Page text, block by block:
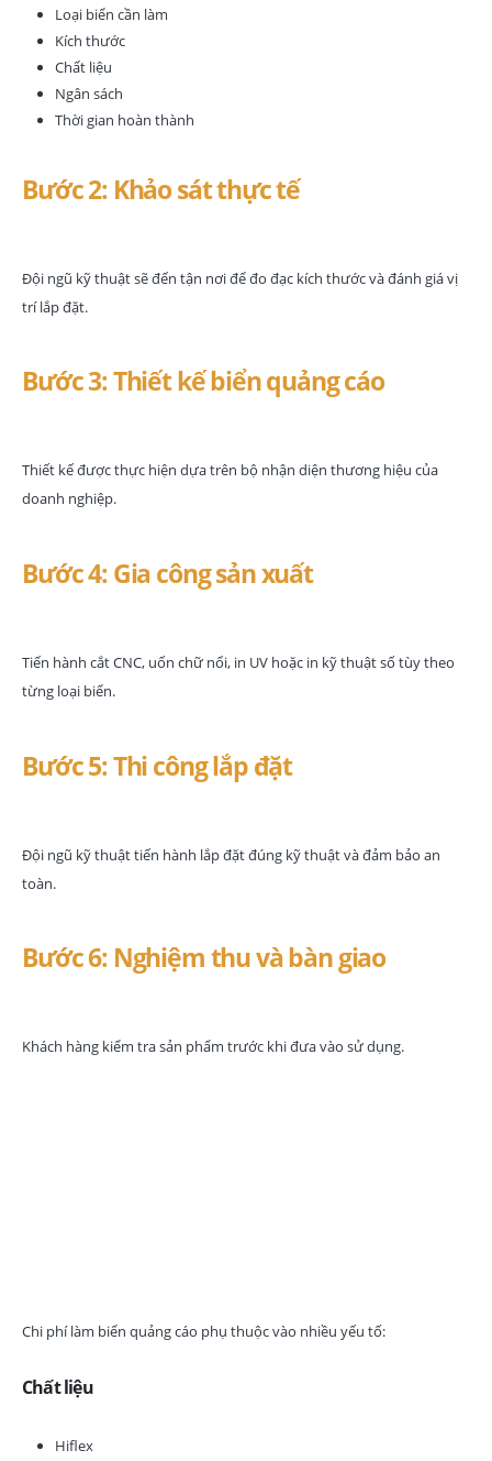
Loại biển cần làm
Kích thước
Chất liệu
Ngân sách
Thời gian hoàn thành
Bước 2: Khảo sát thực tế
Đội ngũ kỹ thuật sẽ đến tận nơi để đo đạc kích thước và đánh giá vị
trí lắp đặt.
Bước 3: Thiết kế biển quảng cáo
Thiết kế được thực hiện dựa trên bộ nhận diện thương hiệu của
doanh nghiệp.
Bước 4: Gia công sản xuất
Tiến hành cắt CNC, uốn chữ nổi, in UV hoặc in kỹ thuật số tùy theo
từng loại biển.
Bước 5: Thi công lắp đặt
Đội ngũ kỹ thuật tiến hành lắp đặt đúng kỹ thuật và đảm bảo an
toàn.
Bước 6: Nghiệm thu và bàn giao
Khách hàng kiểm tra sản phẩm trước khi đưa vào sử dụng.
Chi phí làm biển quảng cáo phụ thuộc vào nhiều yếu tố:
Chất liệu
Hiflex